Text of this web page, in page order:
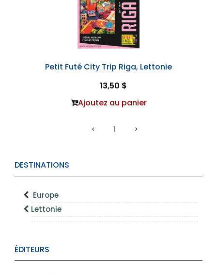
DESTINATIONS
Europe
Lettonie
ÉDITEURS
Petit Futé City Trip Riga, Lettonie
13,50 $
Ajoutez au panier
1